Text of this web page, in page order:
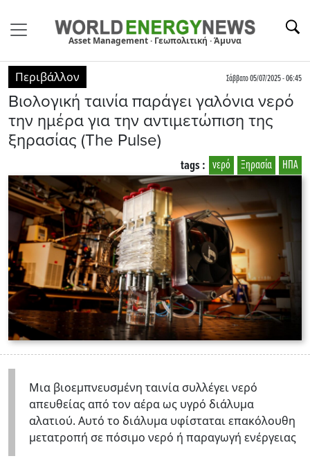
Asset Management · Γεωπολιτική · Άμυνα
Περιβάλλον Σάββατο 05/07/2025 - 06:45
Βιολογική ταινία παράγει γαλόνια νερό
την ημέρα για την αντιμετώπιση της
ξηρασίας (The Pulse)
ΗΠΑ
Ξηρασία
νερό
tags :
Μια βιοεμπνευσμένη ταινία συλλέγει νερό
απευθείας από τον αέρα ως υγρό διάλυμα
αλατιού. Αυτό το διάλυμα υφίσταται επακόλουθη
μετατροπή σε πόσιμο νερό ή παραγωγή ενέργειας